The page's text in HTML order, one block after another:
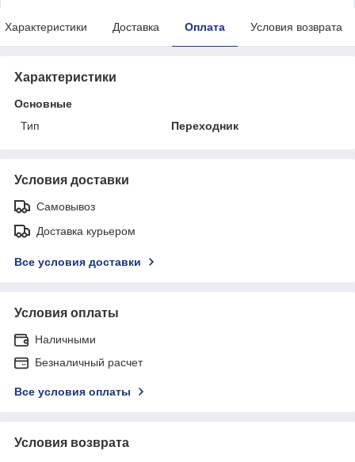
Характеристики Доставка Оплата Условия возврата
Характеристики
Основные
Тип
Переходник
Условия доставки
Самовывоз
Доставка курьером
Все условия доставки
Условия оплаты
Наличными
Безналичный расчет
Все условия оплаты
Условия возврата